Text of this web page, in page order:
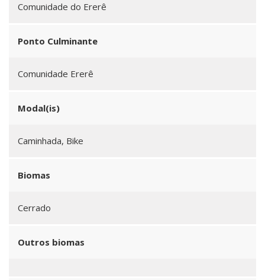
Comunidade do Ererê
Ponto Culminante
Comunidade Ererê
Modal(is)
Caminhada, Bike
Biomas
Cerrado
Outros biomas